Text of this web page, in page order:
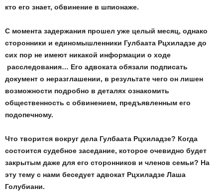
кто его знает, обвинение в шпионаже.
С момента задержания прошел уже целый месяц, однако
сторонники и единомышленники Гулбаата Рцхиладзе до
сих пор не имеют никакой информации о ходе
расследования… Его адвоката обязали подписать
документ о неразглашении, в результате чего он лишен
возможности подробно в деталях ознакомить
общественность с обвинением, предъявленным его
подопечному.
Что творится вокруг дела Гулбаата Рцхиладзе? Когда
состоится судебное заседание, которое очевидно будет
закрытым даже для его сторонников и членов семьи? На
эту тему с нами беседует адвокат Рцхиладзе Лаша
Голубиани.